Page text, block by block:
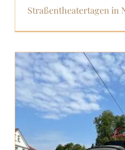
Straßentheatertagen in